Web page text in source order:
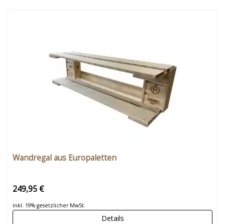
Wandregal aus Europaletten
249,95 €
inkl. 19% gesetzlicher MwSt.
Details